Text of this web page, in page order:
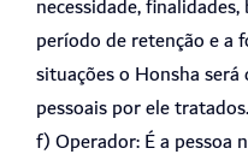
necessidade,
período de retenção e a
situações o Honsha
pessoais por ele tratados.
f) Operador: É a pessoa